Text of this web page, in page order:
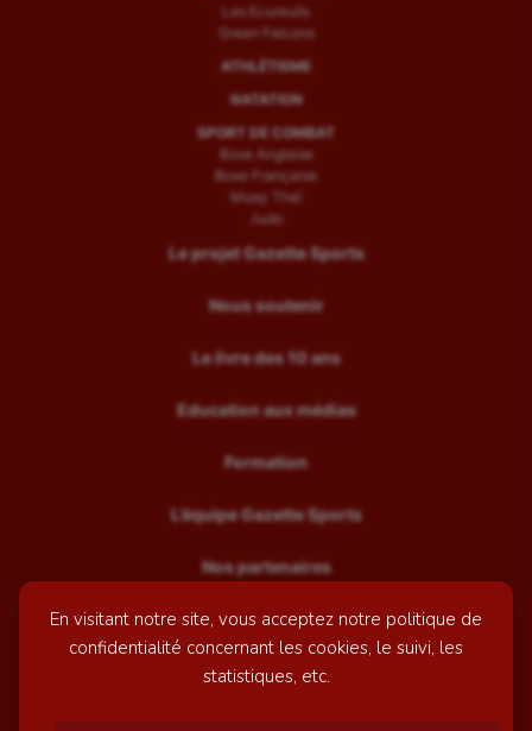
En visitant notre site, vous acceptez notre politique de
confidentialité concernant les cookies, le suivi, les
statistiques, etc.
Les Ecureuils
Green Falcons
ATHLÉTISME
NATATION
SPORT DE COMBAT
Boxe Anglaise
Boxe Française
Muay Thaï
Judo
Le projet Gazette Sports
Nous soutenir
Le livre des 10 ans
Education aux médias
Formation
L’équipe Gazette Sports
Nos partenaires
Recrutement
Mentions légales